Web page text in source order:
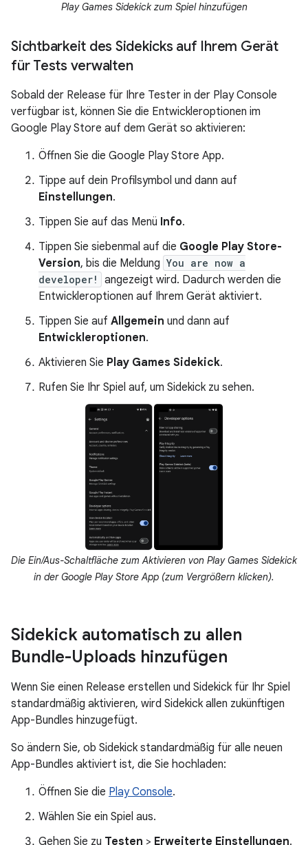
Play Games Sidekick zum Spiel hinzufügen
Sichtbarkeit des Sidekicks auf Ihrem Gerät
für Tests verwalten
Sobald der Release für Ihre Tester in der Play Console
verfügbar ist, können Sie die Entwickleroptionen im
Google Play Store auf dem Gerät so aktivieren:
Öffnen Sie die Google Play Store App.
Tippe auf dein Profilsymbol und dann auf
Einstellungen.
Tippen Sie auf das Menü Info.
Tippen Sie siebenmal auf die Google Play Store-
Version, bis die Meldung You are now a
developer!
angezeigt wird. Dadurch werden die
Entwickleroptionen auf Ihrem Gerät aktiviert.
Tippen Sie auf Allgemein und dann auf
Entwickleroptionen.
Aktivieren Sie Play Games Sidekick.
Rufen Sie Ihr Spiel auf, um Sidekick zu sehen.
Die Ein/Aus-Schaltfläche zum Aktivieren von Play Games Sidekick
in der Google Play Store App (zum Vergrößern klicken).
Sidekick automatisch zu allen
Bundle-Uploads hinzufügen
Wenn Sie einen Release erstellen und Sidekick für Ihr Spiel
standardmäßig aktivieren, wird Sidekick allen zukünftigen
App-Bundles hinzugefügt.
So ändern Sie, ob Sidekick standardmäßig für alle neuen
App-Bundles aktiviert ist, die Sie hochladen:
Öffnen Sie die Play Console.
Wählen Sie ein Spiel aus.
Gehen Sie zu Testen > Erweiterte Einstellungen.